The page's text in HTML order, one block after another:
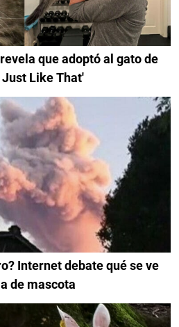
que adoptó al gato de
Like That'
Internet debate qué se ve
de mascota